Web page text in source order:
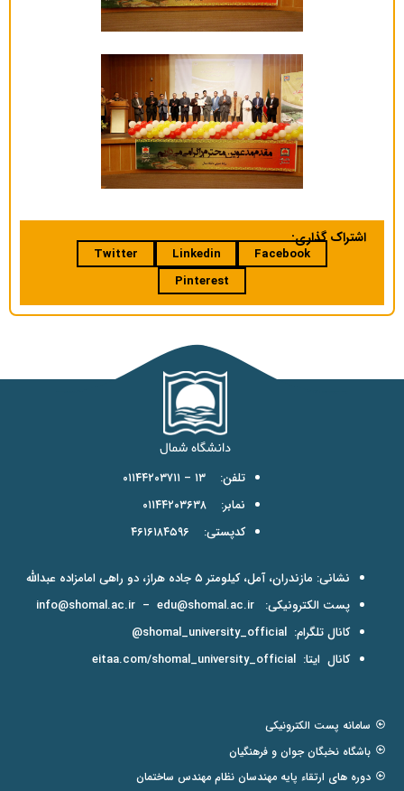
اشتراک گذاری:
Facebook
Linkedin
Twitter
Pinterest
تلفن: ۱۳ – ۰۱۱۴۴۲۰۳۷۱۱
نمابر: ۰۱۱۴۴۲۰۳۶۳۸
کدپستی: ۴۶۱۶۱۸۴۵۹۶
نشانی: مازندران، آمل، کیلومتر ۵ جاده هراز، دو راهی امامزاده عبدالله
پست الکترونیکی:
info@shomal.ac.ir – edu@shomal.ac.ir
کانال تلگرام: shomal_university_official@
کانال ایتا: eitaa.com/shomal_university_official
سامانه پست الکترونیکی
باشگاه نخبگان جوان و فرهنگیان
دوره های ارتقاء پایه مهندسان نظام مهندس ساختمان